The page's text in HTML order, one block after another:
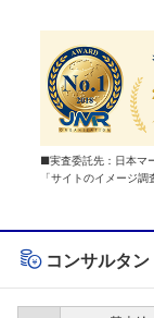
■実査委託先：日本
「サイトのイメージ調
コンサルタ